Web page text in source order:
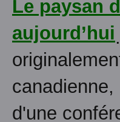
Le paysan
aujourd’hui
d'une